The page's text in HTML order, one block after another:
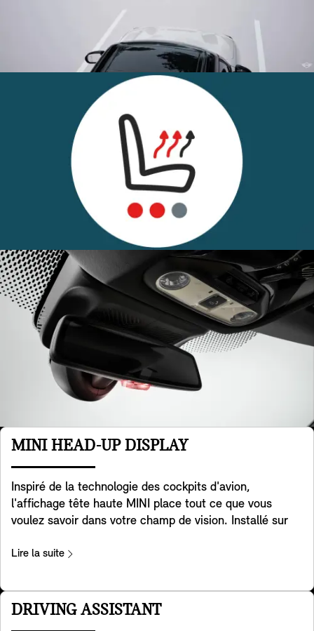
MINI HEAD-UP DISPLAY
Inspiré de la technologie des cockpits d'avion,
l'affichage tête haute MINI place tout ce que vous
voulez savoir dans votre champ de vision. Installé sur
données clés telles que la vitesse de conduite, les
des divertissements. D'une grande clarté, il offre une
excellente qualité d'image, même dans des
Lire la suite
DRIVING ASSISTANT